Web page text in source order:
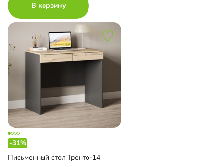
В корзину
-31%
Письменный стол Тренто-14